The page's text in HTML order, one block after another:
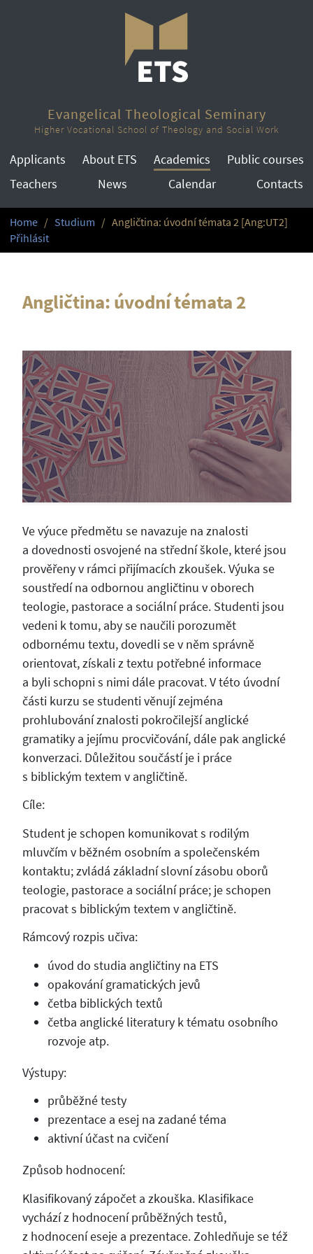
Evangelical Theological Seminary
Higher Vocational School of Theology and Social Work
Applicants About ETS Academics
Public courses
Teachers
News Calendar Contacts
Home Studium
Angličtina: úvodní témata 2 [Ang:UT2]
Přihlásit
Angličtina: úvodní témata 2
Ve výuce předmětu se navazuje na znalosti
a dovednosti osvojené na střední škole, které jsou
prověřeny v rámci přijímacích zkoušek. Výuka se
soustředí na odbornou angličtinu v oborech
teologie, pastorace a sociální práce. Studenti jsou
vedeni k tomu, aby se naučili porozumět
odbornému textu, dovedli se v něm správně
orientovat, získali z textu potřebné informace
a byli schopni s nimi dále pracovat. V této úvodní
části kurzu se studenti věnují zejména
prohlubování znalosti pokročilejší anglické
gramatiky a jejímu procvičování, dále pak anglické
konverzaci. Důležitou součástí je i práce
s biblickým textem v angličtině.
Cíle:
Student je schopen komunikovat s rodilým
mluvčím v běžném osobním a společenském
kontaktu; zvládá základní slovní zásobu oborů
teologie, pastorace a sociální práce; je schopen
pracovat s biblickým textem v angličtině.
Rámcový rozpis učiva:
úvod do studia angličtiny na ETS
opakování gramatických jevů
četba biblických textů
četba anglické literatury k tématu osobního
rozvoje atp.
Výstupy:
průběžné testy
prezentace a esej na zadané téma
aktivní účast na cvičení
Způsob hodnocení:
Klasifikovaný zápočet a zkouška. Klasifikace
vychází z hodnocení průběžných testů,
z hodnocení eseje a prezentace. Zohledňuje se též